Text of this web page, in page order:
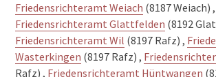
Friedensrichteramt Weiach (8187 Weiach) ,
Friedensrichteramt Glattfelden (8192
Friedensrichteramt Wil (8197 Rafz) ,
Wasterkingen (8197 Rafz) ,
Rafz) , Friedensrichteramt Hüntwangen